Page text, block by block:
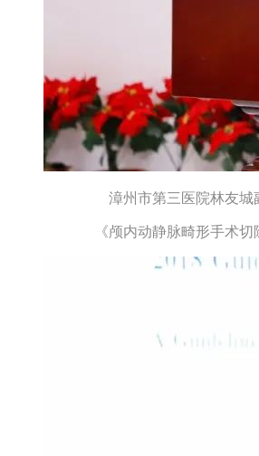
漳州市第三医院林友城
《颅内动静脉畸形手术切